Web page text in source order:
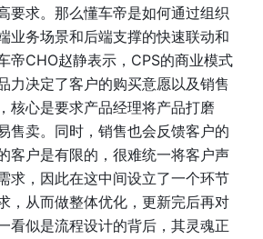
要求。那么懂车帝是如何通过组织
业务场景和后端支撑的快速联动和
帝CHO赵静表示，CPS的商业模式
力决定了客户的购买意愿以及销售
核心是要求产品经理将产品打磨
售卖。同时，销售也会反馈客户的
客户是有限的，很难统一将客户声
求，因此在这中间设立了一个环节
，从而做整体优化，更新完后再对
看似是流程设计的背后，其灵魂正